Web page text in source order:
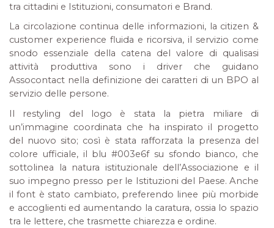
tra cittadini e Istituzioni, consumatori e Brand.
La circolazione continua delle informazioni, la citizen &
customer experience fluida e ricorsiva, il servizio come
snodo essenziale della catena del valore di qualisasi
attività produttiva sono i driver che guidano
Assocontact nella definizione dei caratteri di un BPO al
servizio delle persone.
Il restyling del logo è stata la pietra miliare di
un’immagine coordinata che ha inspirato il progetto
del nuovo sito; così è stata rafforzata la presenza del
colore ufficiale, il blu #003e6f su sfondo bianco, che
sottolinea la natura istituzionale dell’Associazione e il
suo impegno presso per le Istituzioni del Paese. Anche
il font è stato cambiato, preferendo linee più morbide
e accoglienti ed aumentando la caratura, ossia lo spazio
tra le lettere, che trasmette chiarezza e ordine.